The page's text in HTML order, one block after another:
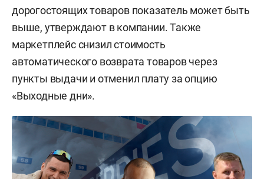
дорогостоящих товаров показатель может быть
выше, утверждают в компании. Также
маркетплейс снизил стоимость
автоматического возврата товаров через
пункты выдачи и отменил плату за опцию
«Выходные дни».